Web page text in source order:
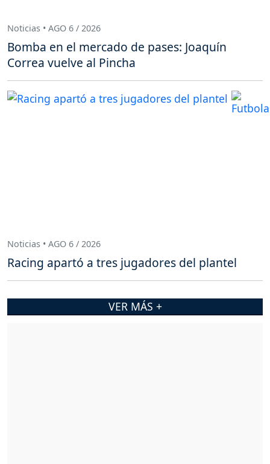
Noticias • AGO 6 / 2026
Bomba en el mercado de pases: Joaquín
Correa vuelve al Pincha
Noticias • AGO 6 / 2026
Racing apartó a tres jugadores del plantel
VER MÁS +